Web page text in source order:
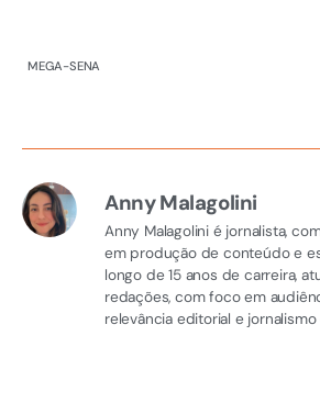
MEGA-SENA
Anny Malagolini
Anny Malagolini é jornalista,
em produção de conteúdo e
longo de 15 anos de carreira,
redações, com foco em
relevância editorial e